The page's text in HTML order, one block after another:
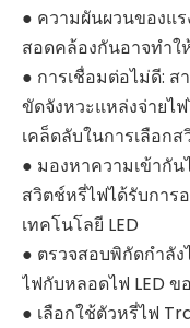
● ความผันผวนของแ
สอดคล้องกันอาจทำใ
● การเชื่อมต่อไม่ดี:
ขัดจังหวะแหล่งจ่ายไ
เคล็ดลับในการเลือก
● มองหาความเข้ากัน
สวิตช์หรี่ไฟได้รับการ
เทคโนโลยี LED
● ตรวจสอบพิกัดกำลั
ไฟกับหลอดไฟ LED
● เลือกใช้ตัวหรี่ไฟ